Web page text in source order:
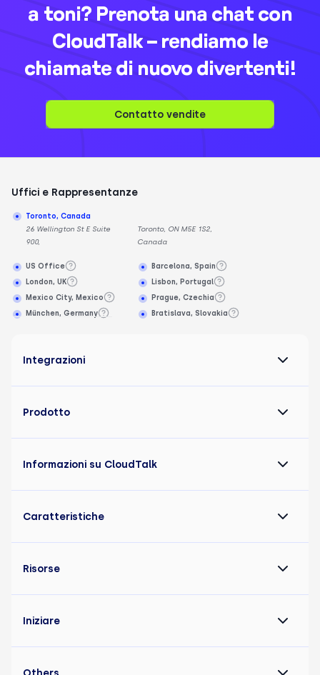
a toni? Prenota una chat con
CloudTalk – rendiamo le
chiamate di nuovo divertenti!
Contatto vendite
Uffici e Rappresentanze
Toronto, Canada
26 Wellington St E Suite
900,
Toronto, ON M5E 1S2,
Canada
US Office
London, UK
Mexico City, Mexico
München, Germany
Barcelona, Spain
Lisbon, Portugal
Prague, Czechia
Bratislava, Slovakia
Integrazioni
Prodotto
Informazioni su CloudTalk
Caratteristiche
Risorse
Iniziare